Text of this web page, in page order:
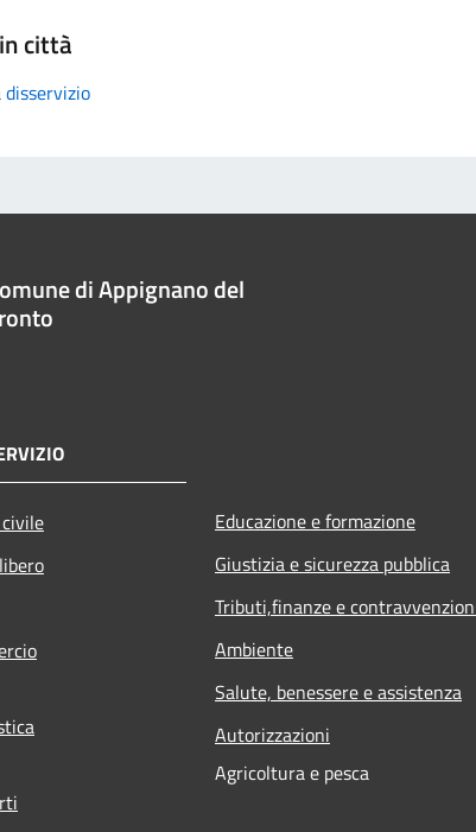
città
disservizio
di Appignano del
Educazione e formazione
Giustizia e sicurezza pubblica
Tributi,finanze e
Ambiente
Salute, benessere e assistenza
Autorizzazioni
Agricoltura e pesca